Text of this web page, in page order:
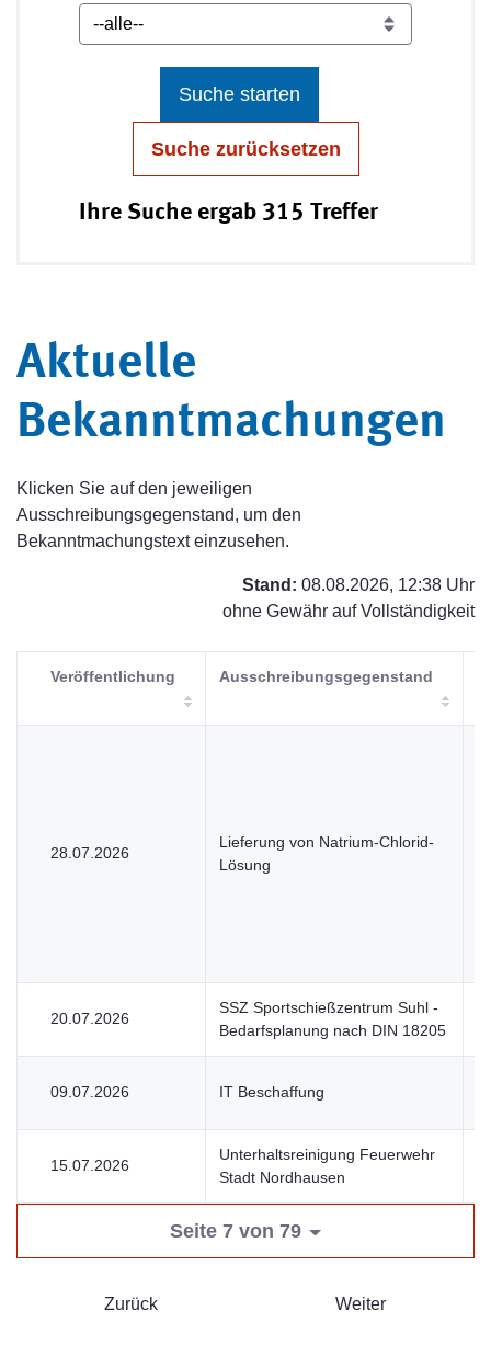
Suche starten
Suche zurücksetzen
Ihre Suche ergab 315 Treffer
Aktuelle
Bekanntmachungen
Klicken Sie auf den jeweiligen
Ausschreibungsgegenstand, um den
Bekanntmachungstext einzusehen.
Stand: 08.08.2026, 12:38 Uhr
ohne Gewähr auf Vollständigkeit
Veröffentlichung Ausschreibungsgegenstand
28.07.2026
Lieferung von Natrium-Chlorid-
Lösung
20.07.2026
SSZ Sportschießzentrum Suhl -
Bedarfsplanung nach DIN 18205
09.07.2026 IT Beschaffung
15.07.2026
Unterhaltsreinigung Feuerwehr
Stadt Nordhausen
Seite 7 von 79
Zurück Weiter